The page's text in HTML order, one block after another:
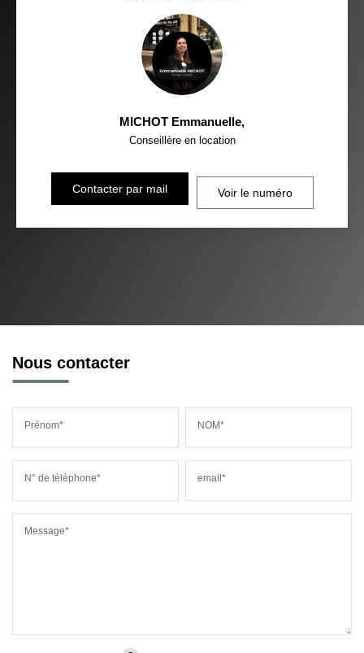
MICHOT Emmanuelle,
Conseillère en location
Contacter par mail Voir le numéro
Nous contacter
Prénom* NOM*
N° de téléphone* email*
Message*